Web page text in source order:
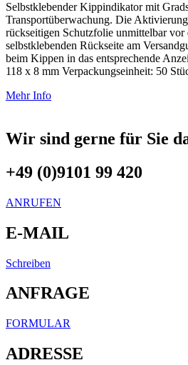
Selbstklebender Kippindikator mit
Transportüberwachung. Die
rückseitigen Schutzfolie unmittelbar
selbstklebenden Rückseite am
beim Kippen in das entsprechende
118 x 8 mm Verpackungseinheit: 50
Mehr Info
Wir sind gerne für Sie
+49 (0)9101 99 420
ANRUFEN
E-MAIL
Schreiben
ANFRAGE
FORMULAR
ADRESSE